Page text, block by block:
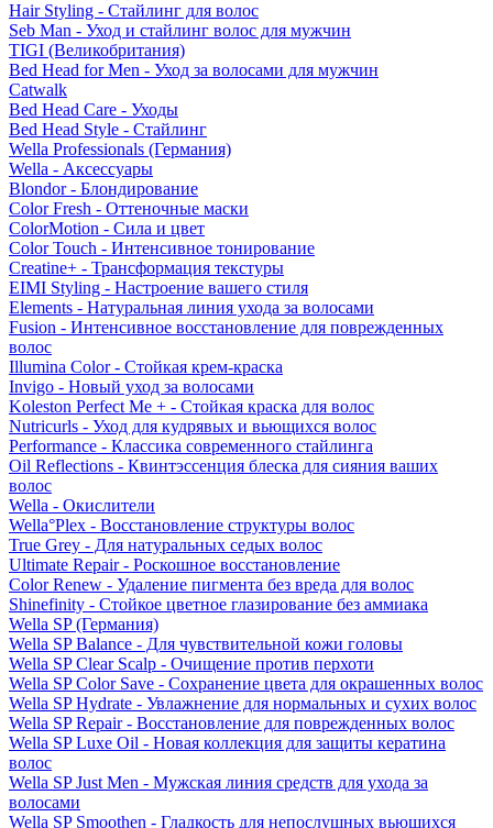
Hair Styling - Стайлинг для волос
Seb Man - Уход и стайлинг волос для мужчин
TIGI (Великобритания)
Bed Head for Men - Уход за волосами для мужчин
Catwalk
Bed Head Care - Уходы
Bed Head Style - Стайлинг
Wella Professionals (Германия)
Wella - Аксессуары
Blondor - Блондирование
Color Fresh - Оттеночные маски
ColorMotion - Сила и цвет
Color Touch - Интенсивное тонирование
Creatine+ - Трансформация текстуры
EIMI Styling - Настроение вашего стиля
Elements - Натуральная линия ухода за волосами
Fusion - Интенсивное восстановление для поврежденных
волос
Illumina Color - Стойкая крем-краска
Invigo - Новый уход за волосами
Koleston Perfect Me + - Стойкая краска для волос
Nutricurls - Уход для кудрявых и вьющихся волос
Performance - Классика современного стайлинга
Oil Reflections - Квинтэссенция блеска для сияния ваших
волос
Wella - Окислители
Wella°Plex - Восстановление структуры волос
True Grey - Для натуральных седых волос
Ultimate Repair - Роскошное восстановление
Color Renew - Удаление пигмента без вреда для волос
Shinefinity - Стойкое цветное глазирование без аммиака
Wella SP (Германия)
Wella SP Balance - Для чувствительной кожи головы
Wella SP Clear Scalp - Очищение против перхоти
Wella SP Color Save - Сохранение цвета для окрашенных волос
Wella SP Hydrate - Увлажнение для нормальных и сухих волос
Wella SP Repair - Восстановление для поврежденных волос
Wella SP Luxe Oil - Новая коллекция для защиты кератина
волос
Wella SP Just Men - Мужская линия средств для ухода за
волосами
Wella SP Smoothen - Гладкость для непослушных вьющихся